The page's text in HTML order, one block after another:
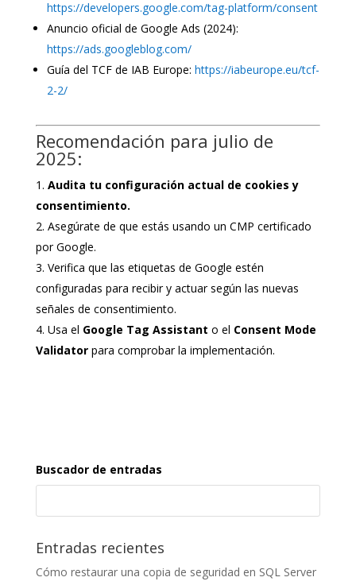
https://developers.google.com/tag-platform/consent
Anuncio oficial de Google Ads (2024):
https://ads.googleblog.com/
Guía del TCF de IAB Europe: https://iabeurope.eu/tcf-
2-2/
Recomendación para julio de
2025:
Audita tu configuración actual de cookies y
consentimiento.
Asegúrate de que estás usando un CMP certificado
por Google.
Verifica que las etiquetas de Google estén
configuradas para recibir y actuar según las nuevas
señales de consentimiento.
Usa el Google Tag Assistant o el Consent Mode
Validatorpara comprobar la implementación.
Buscador de entradas
Entradas recientes
Cómo restaurar una copia de seguridad en SQL Server